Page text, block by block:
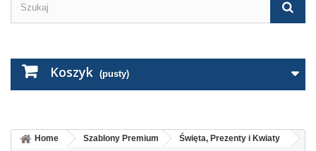
Koszyk (pusty)
Home Szablony Premium
Święta, Prezenty i Kwiaty